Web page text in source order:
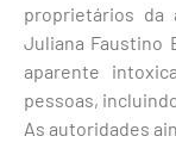
proprietários da
Juliana Faustino
aparente
pessoas,
As autoridades